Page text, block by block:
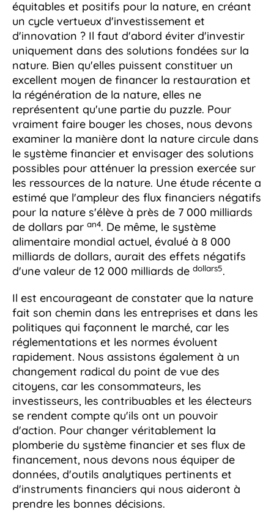
équitables et positifs pour la nature, en créant
un cycle vertueux d'investissement et
d'innovation ? Il faut d'abord éviter d'investir
uniquement dans des solutions fondées sur la
nature. Bien qu'elles puissent constituer un
excellent moyen de financer la restauration et
la régénération de la nature, elles ne
représentent qu'une partie du puzzle. Pour
vraiment faire bouger les choses, nous devons
examiner la manière dont la nature circule dans
le système financier et envisager des solutions
possibles pour atténuer la pression exercée sur
les ressources de la nature. Une étude récente a
estimé que l'ampleur des flux financiers négatifs
pour la nature s'élève à près de 7 000 milliards
de dollars par an4. De même, le système
alimentaire mondial actuel, évalué à 8 000
milliards de dollars, aurait des effets négatifs
d'une valeur de 12 000 milliards de dollars5.
Il est encourageant de constater que la nature
fait son chemin dans les entreprises et dans les
politiques qui façonnent le marché, car les
réglementations et les normes évoluent
rapidement. Nous assistons également à un
changement radical du point de vue des
citoyens, car les consommateurs, les
investisseurs, les contribuables et les électeurs
se rendent compte qu'ils ont un pouvoir
d'action. Pour changer véritablement la
plomberie du système financier et ses flux de
financement, nous devons nous équiper de
données, d'outils analytiques pertinents et
d'instruments financiers qui nous aideront à
prendre les bonnes décisions.